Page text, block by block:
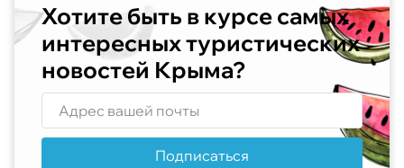
Хотите быть в курсе самых
интересных туристических
новостей Крыма?
Подписаться